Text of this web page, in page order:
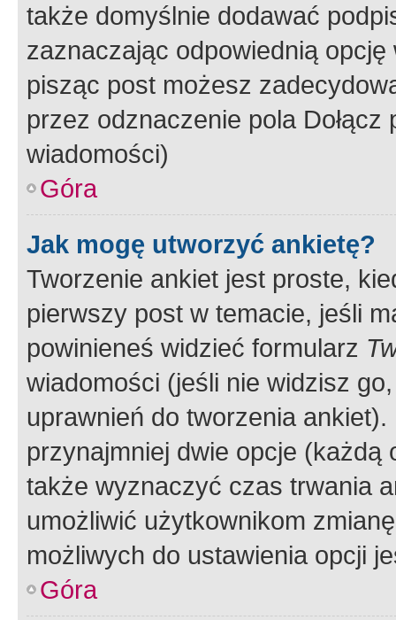
także domyślnie dodawać
zaznaczając odpowiednią
pisząc post możesz
przez odznaczenie pola
wiadomości)
Góra
Jak mogę utworzyć ankietę?
Tworzenie ankiet jest proste,
pierwszy post w temacie, jeśli
powinieneś widzieć formularz
wiadomości (jeśli nie widzisz
uprawnień do tworzenia
przynajmniej dwie opcje
także wyznaczyć czas trwania
umożliwić użytkownikom
możliwych do ustawienia opcji
Góra